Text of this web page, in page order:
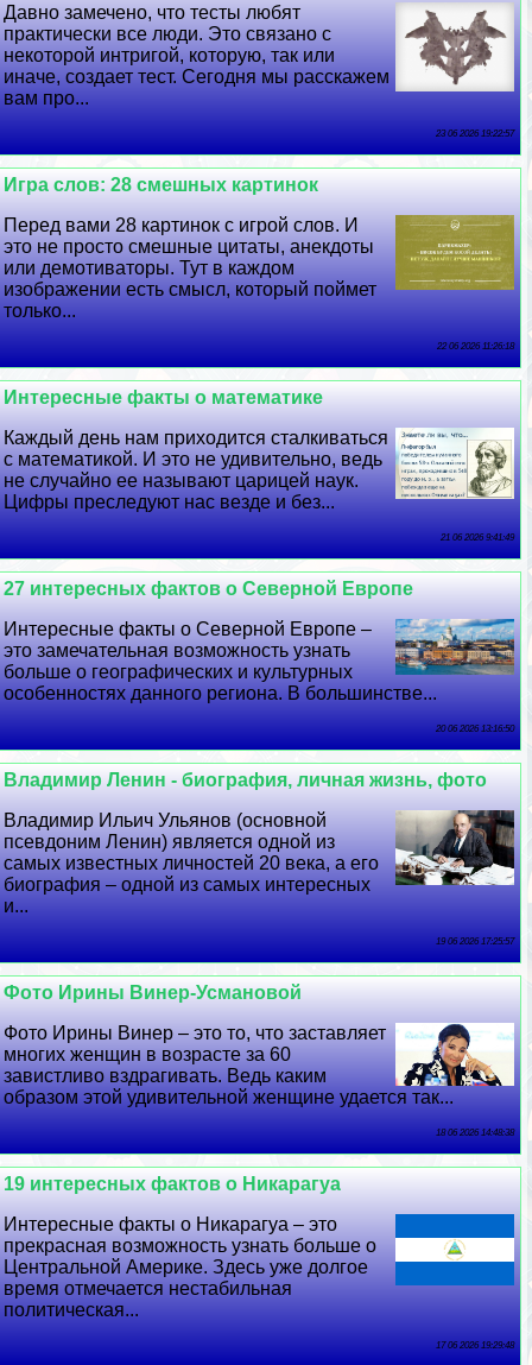
Давно замечено, что тесты любят
пpaктически все люди. Это связано с
некоторой интригой, которую, так или
иначе, создает тест. Сегодня мы расскажем
вам про...
23 06 2026 19:22:57
Игра слов: 28 смешных картинок
Перед вами 28 картинок с игрой слов. И
это не просто смешные цитаты, анекдоты
или демотиваторы. Тут в каждом
изображении есть смысл, который поймет
только...
22 06 2026 11:26:18
Интересные факты о математике
Каждый день нам приходится сталкиваться
с математикой. И это не удивительно, ведь
не случайно ее называют царицей наук.
Цифры преследуют нас везде и без...
21 06 2026 9:41:49
27 интересных фактов о Северной Европе
Интересные факты о Северной Европе –
это замечательная возможность узнать
больше о географических и культурных
особенностях данного региона. В большинстве...
20 06 2026 13:16:50
Владимир Ленин - биография, личная жизнь, фото
Владимир Ильич Ульянов (основной
псевдоним Ленин) является одной из
самых известных личностей 20 века, а его
биография – одной из самых интересных
и...
19 06 2026 17:25:57
Фото Ирины Винер-Усмановой
Фото Ирины Винер – это то, что заставляет
многих женщин в возрасте за 60
завистливо вздрагивать. Ведь каким
образом этой удивительной женщине удается так...
18 06 2026 14:48:38
19 интересных фактов о Никарагуа
Интересные факты о Никарагуа – это
прекрасная возможность узнать больше о
Центральной Америке. Здесь уже долгое
время отмечается нестабильная
политическая...
17 06 2026 19:29:48